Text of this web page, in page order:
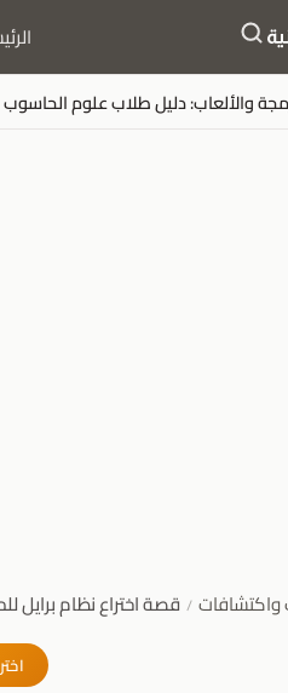
والألعاب: دليل طلاب علوم الحاسوب
واكتشافات / قصة اختراع نظام برايل